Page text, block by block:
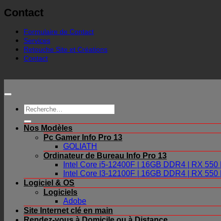
Contact
Formulaire de Contact
Services
Retouche Site et Créations
Contact
Recherche
pour :
Nos Modèles
Pc Gamer Info Pro 13
GOLIATH
Ordinateur de Bureau Info Pro 13
Intel Core i5-12400F | 16GB DDR4 | RX 550
Intel Core I3-12100F | 16GB DDR4 | RX 550
Logiciel & OS
Logiciels
Adobe
Site Internet clé en main